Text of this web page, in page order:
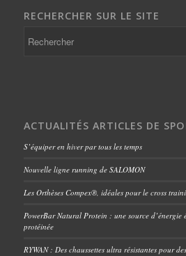
RECHERCHER SUR LE SITE
ACTUALITÉS ARTICLES DE
S’équiper en hiver par tous les temps
Nouvelle ligne running de SALOMON
Les Orthèses Compex®, idéales pour le cross
PowerBar Natural Protein : une source d’énergie
protéinée
RYWAN : Des chaussettes ultra résistantes pour